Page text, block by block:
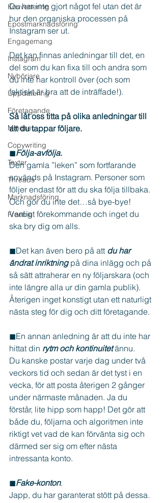
Konvertering
Epostmarknadsföring
Engagemang
Instagram
Nybörjare
Uppdatering
Företagande
Mindset
Copywriting
Texter
Threads
Marknadsföring
Freebie
Du har inte gjort något fel utan det är
hur den organiska processen på
Instagram ser ut.
Det kan finnas anledningar till det, en
del som du kan fixa till och andra som
du inte har kontroll över (och som
faktiskt är bra att de inträffade!).
Så låt oss titta på olika anledningar till
att du tappar följare.
◼Följa-avfölja.
Den gamla ”leken” som fortfarande
används på Instagram. Personer som
följer endast för att du ska följa tillbaka.
Och gör du inte det…så bye-bye!
Vanligt förekommande och inget du
ska bry dig om alls.
◼Det kan även bero på att du har
ändrat inriktning på dina inlägg och på
så sätt attraherar en ny följarskara (och
inte längre alla ur din gamla publik).
Återigen inget konstigt utan ett naturligt
nästa steg för dig och ditt företagande.
◼En annan anledning är att du inte har
hittat din rytm och kontinuitet ännu.
Du kanske postar varje dag under två
veckors tid och sedan är det tyst i en
vecka, för att posta återigen 2 gånger
under närmaste månaden. Ja du
förstår, lite hipp som happ! Det gör att
både du, följarna och algoritmen inte
riktigt vet vad de kan förvänta sig och
därmed ser sig om efter nästa
intressanta konto.
◼Fake-konton.
Japp, du har garanterat stött på dessa.